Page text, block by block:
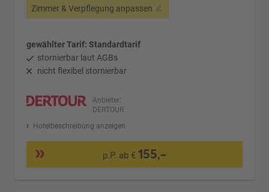
Zimmer & Verpflegung anpassen
gewählter Tarif: Standardtarif
stornierbar laut AGBs
nicht flexibel stornierbar
Anbieter:
DERTOUR
Hotelbeschreibung anzeigen
p.P. ab € 155,-